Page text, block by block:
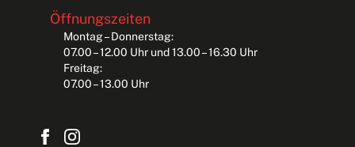
Öffnungszeiten
Montag – Donnerstag:
07.00 – 12.00 Uhr und 13.00 – 16.30 Uhr
Freitag:
07.00 – 13.00 Uhr